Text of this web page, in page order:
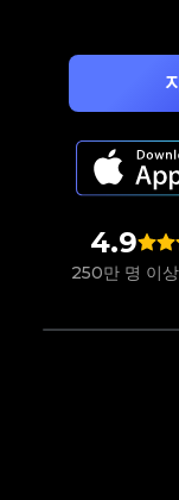
4.9
250만 명 이